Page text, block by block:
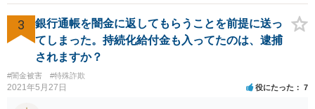
3
銀行通帳を闇金に返してもらうことを前提に送っ
てしまった。持続化給付金も入ってたのは、逮捕
されますか？
#闇金被害 #特殊詐欺
2021年5月27日 役にたった 7